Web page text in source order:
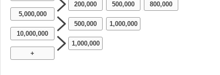
200,000
500,000
800,000
5,000,000
500,000
1,000,000
10,000,000
1,000,000
+